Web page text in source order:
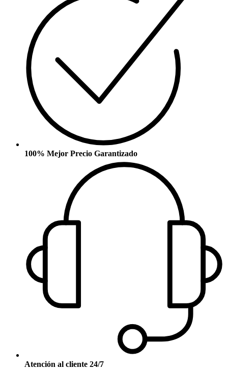
100% Mejor Precio Garantizado
Atención al cliente 24/7